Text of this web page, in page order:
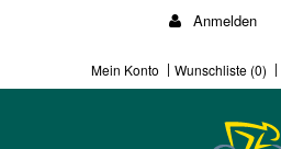
Anmelden
Mein Konto Wunschliste (0)